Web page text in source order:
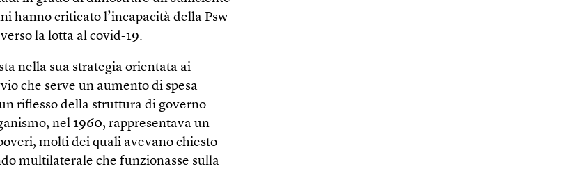
hanno criticato l’incapacità della Psw
la lotta al covid-19.
nella sua strategia orientata ai
che serve un aumento di spesa
riflesso della struttura di governo
nel 1960, rappresentava un
molti dei quali avevano chiesto
multilaterale che funzionasse sulla